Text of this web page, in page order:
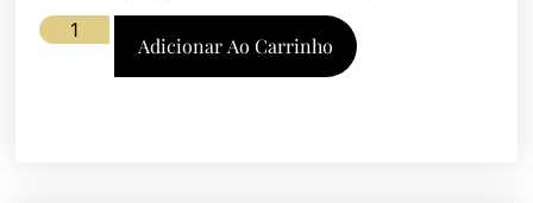
Adicionar Ao Carrinho